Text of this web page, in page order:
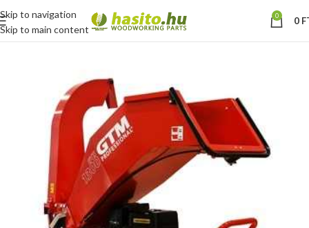
Skip to navigation
Skip to main content
0 0